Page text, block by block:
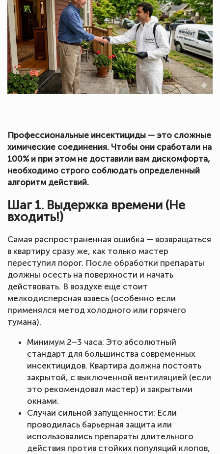
Профессиональные инсектициды — это сложные
химические соединения. Чтобы они сработали на
100% и при этом не доставили вам дискомфорта,
необходимо строго соблюдать определенный
алгоритм действий.
Шаг 1. Выдержка времени (Не
входить!)
Самая распространенная ошибка — возвращаться
в квартиру сразу же, как только мастер
переступил порог. После обработки препараты
должны осесть на поверхности и начать
действовать. В воздухе еще стоит
мелкодисперсная взвесь (особенно если
применялся метод холодного или горячего
тумана).
Минимум 2–3 часа: Это абсолютный
стандарт для большинства современных
инсектицидов. Квартира должна постоять
закрытой, с выключенной вентиляцией (если
это рекомендовал мастер) и закрытыми
окнами.
Случаи сильной запущенности: Если
проводилась барьерная защита или
использовались препараты длительного
действия против стойких популяций клопов,